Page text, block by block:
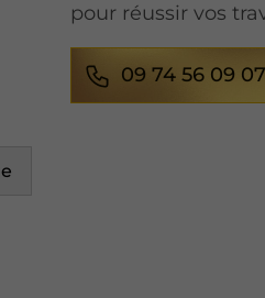
pour réussir vos
09 74 56 09 07